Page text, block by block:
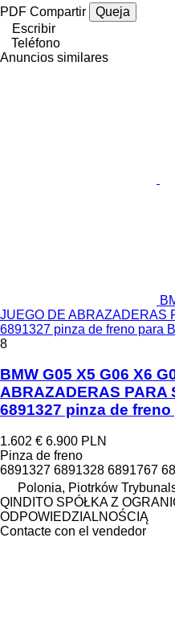
PDF Compartir
Queja
Escribir
Teléfono
Anuncios similares
JUEGO DE ABRAZADERAS
6891327 pinza de freno para
8
BMW G05 X5 G06 X6
ABRAZADERAS PARA
6891327 pinza de
1.602 € 6.900 PLN
Pinza de freno
6891327 6891328 6891767
Polonia, Piotrków
QINDITO SPÓŁKA Z
ODPOWIEDZIALNOŚCIĄ
Contacte con el vendedor